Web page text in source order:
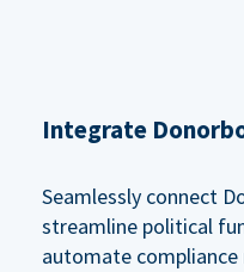
Integrate
Seamlessly connect
streamline political
automate